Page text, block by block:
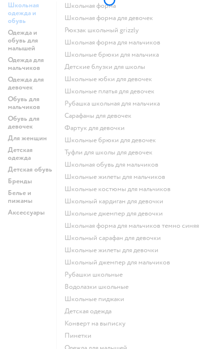
Школьная
одежда и
обувь
Одежда и
обувь для
малышей
Одежда для
мальчиков
Одежда для
девочек
Обувь для
мальчиков
Обувь для
девочек
Для женщин
Детская
одежда
Детская обувь
Бренды
Белье и
пижамы
Аксессуары
Школьная форма
Школьная форма для девочек
Рюкзак школьный grizzly
Школьная форма для мальчиков
Школьные брюки для мальчика
Детские блузки для школы
Школьные юбки для девочек
Школьные платья для девочек
Рубашка школьная для мальчика
Сарафаны для девочек
Фартук для девочки
Школьные брюки для девочек
Туфли для школы для девочек
Школьная обувь для мальчиков
Школьные жилеты для мальчиков
Школьные костюмы для мальчиков
Школьный кардиган для девочки
Школьные джемпер для девочки
Школьная форма для мальчиков темно синяя
Школьный сарафан для девочки
Школьные жилеты для девочки
Школьный джемпер для мальчиков
Рубашки школьные
Водолазки школьные
Школьные пиджаки
Детская одежда
Конверт на выписку
Пинетки